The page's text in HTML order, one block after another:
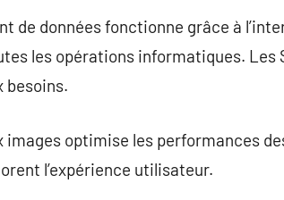
de données fonctionne grâce à
les opérations informatiques. Les
besoins.
images optimise les performances
l’expérience utilisateur.